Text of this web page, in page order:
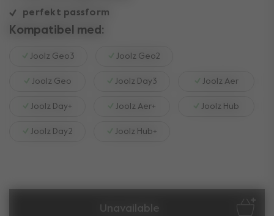
perfekt passform
Kompatibel med:
Joolz Geo3 Joolz Geo2
Joolz Geo Joolz Day3 Joolz Aer
Joolz Day+ Joolz Aer+ Joolz Hub
Joolz Day2 Joolz Hub+
Unavailable